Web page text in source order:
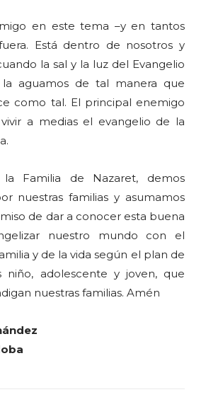
en este tema –y en tantos
Está dentro de nosotros y
la sal y la luz del Evangelio
aguamos de tal manera que
como tal. El principal enemigo
a medias el evangelio de la
la Familia de Nazaret, demos
nuestras familias y asumamos
de dar a conocer esta buena
nuestro mundo con el
y de la vida según el plan de
niño, adolescente y joven, que
nuestras familias. Amén